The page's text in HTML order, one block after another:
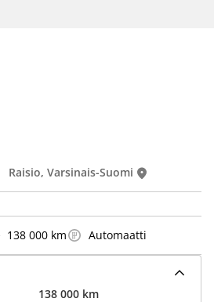
Raisio, Varsinais-Suomi
138 000 km Automaatti
138 000 km